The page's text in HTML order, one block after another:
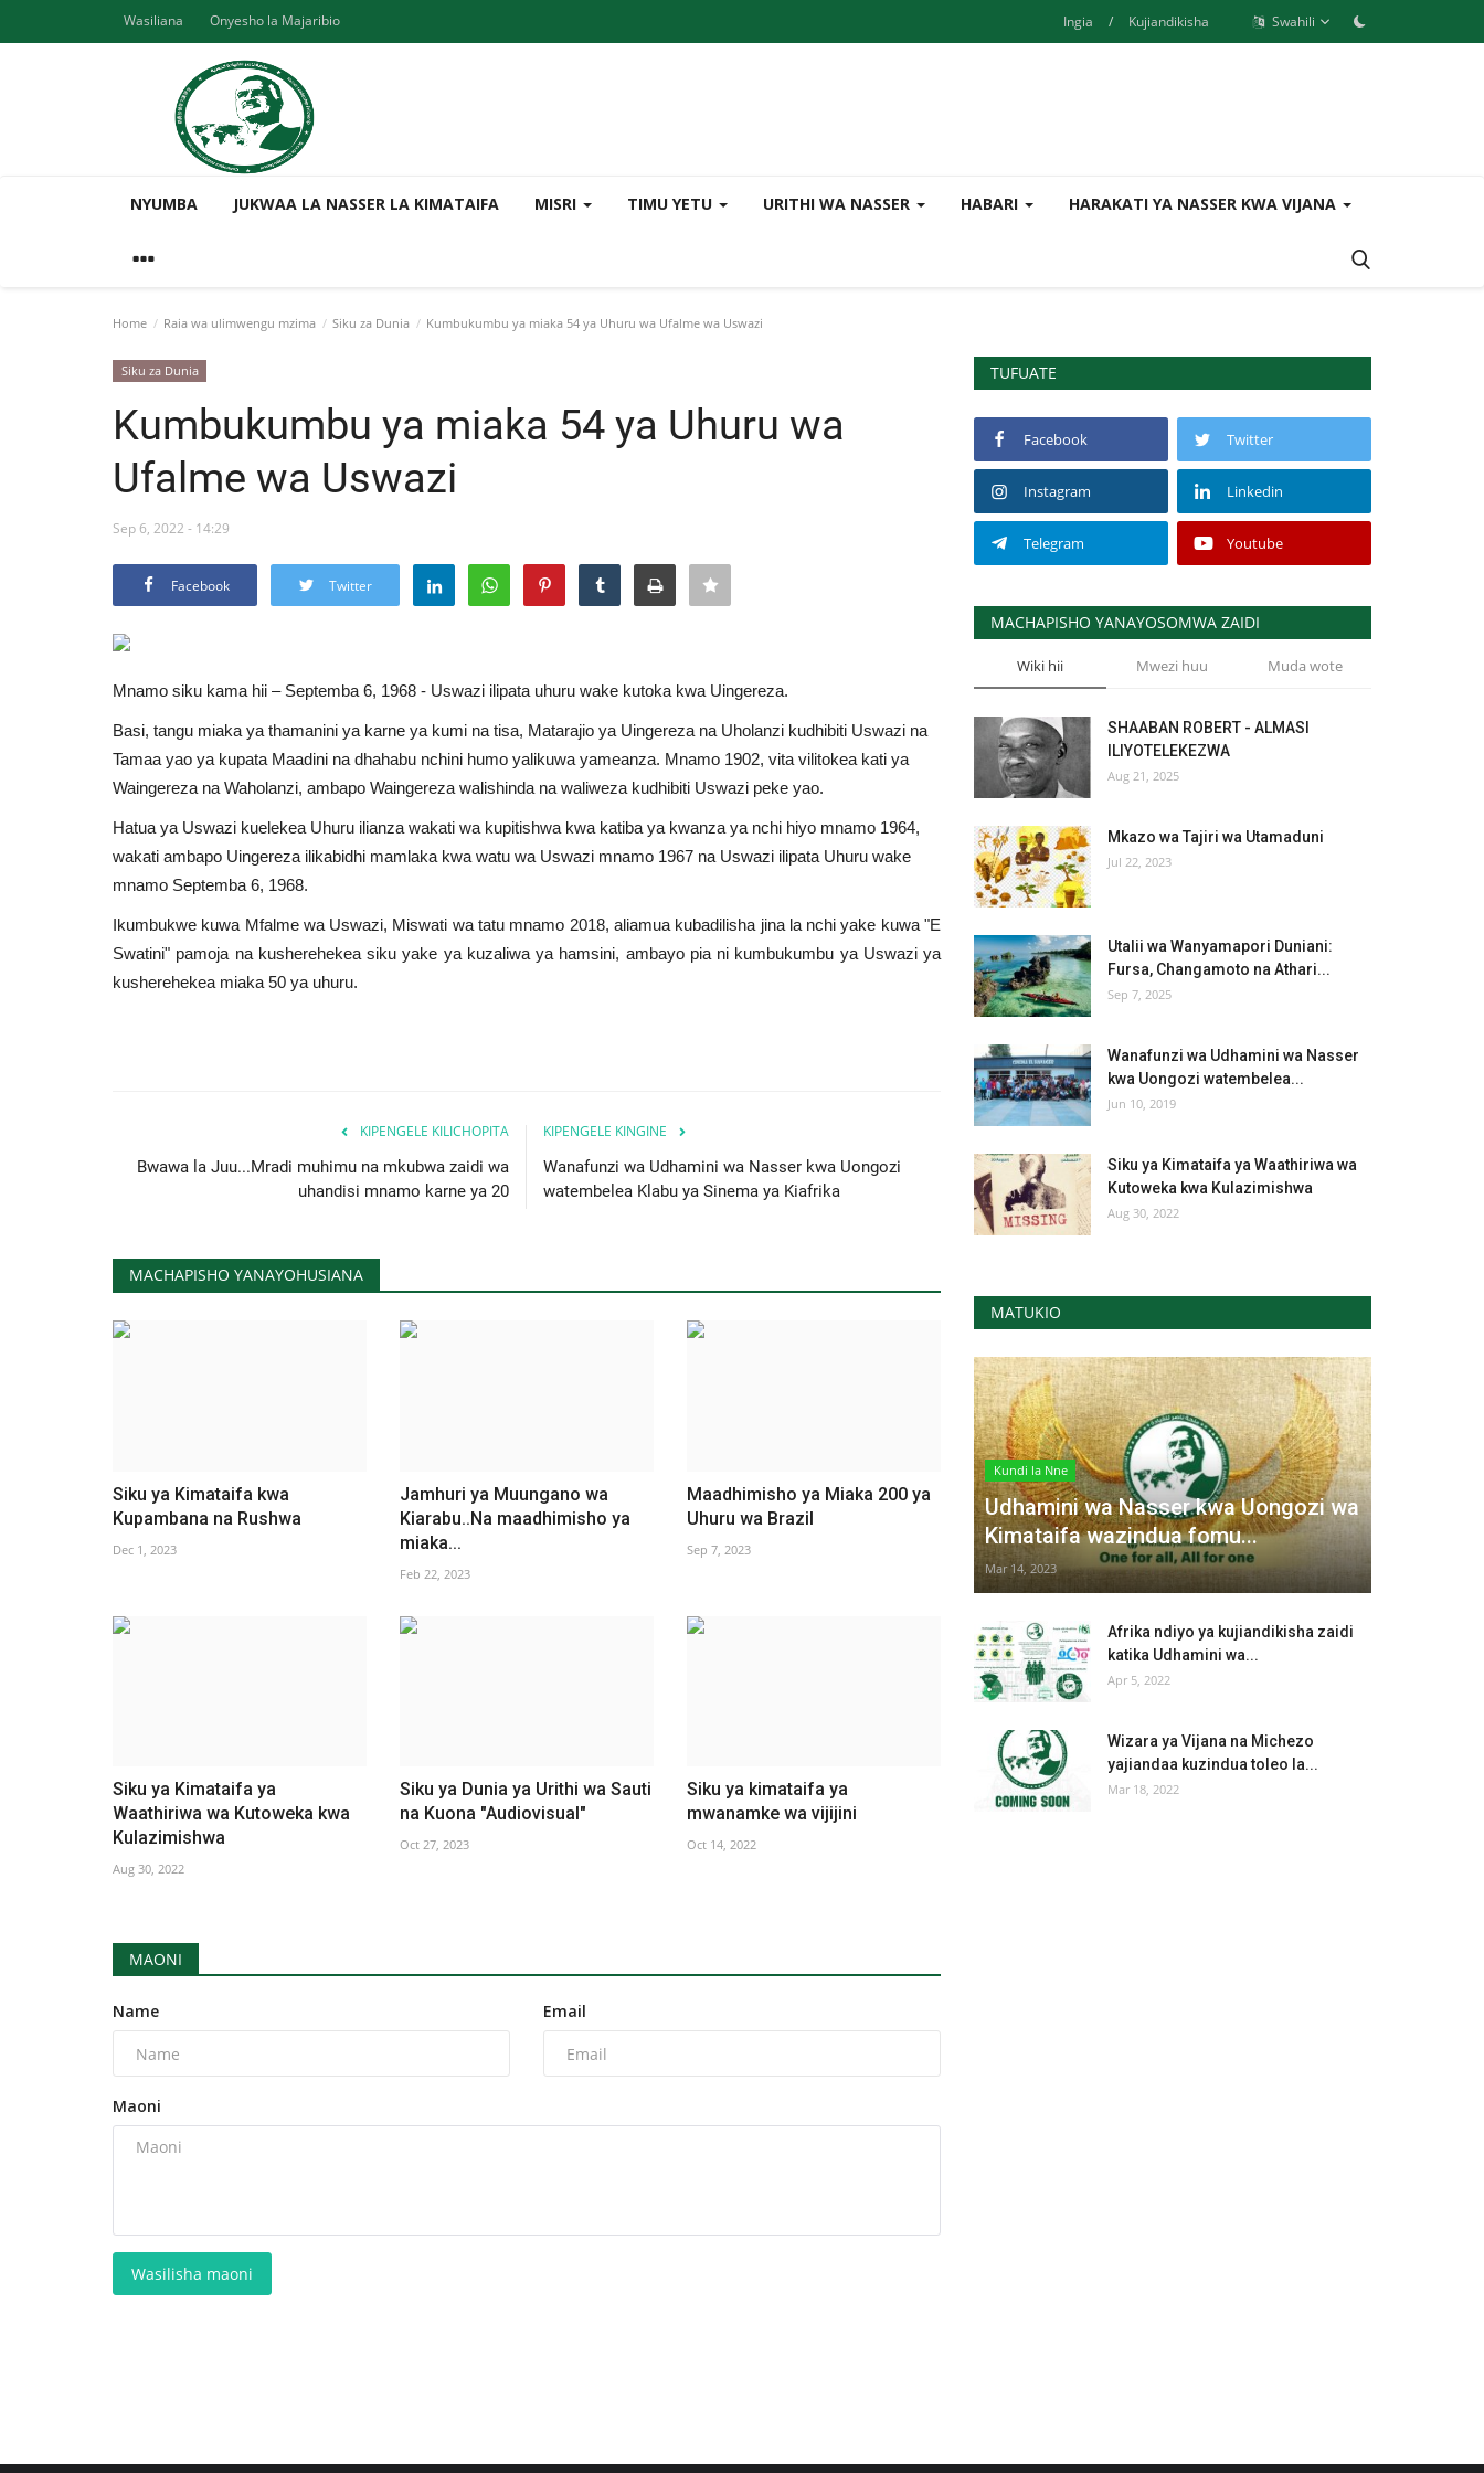
Wasiliana Onyesho la Majaribio Ingia / Kujiandikisha Swahili
NYUMBA JUKWAA LA NASSER LA KIMATAIFA MISRI TIMU YETU URITHI WA NASSER HABARI HARAKATI YA NASSER KWA VIJANA
Home Raia wa ulimwengu mzima Siku za Dunia Kumbukumbu ya miaka 54 ya Uhuru wa Ufalme wa Uswazi
Siku za Dunia
Kumbukumbu ya miaka 54 ya Uhuru wa
Ufalme wa Uswazi
Sep 6, 2022 - 14:29
Facebook Twitter
Mnamo siku kama hii – Septemba 6, 1968 - Uswazi ilipata uhuru wake kutoka kwa Uingereza.
Basi, tangu miaka ya thamanini ya karne ya kumi na tisa, Matarajio ya Uingereza na Uholanzi kudhibiti Uswazi na
Tamaa yao ya kupata Maadini na dhahabu nchini humo yalikuwa yameanza. Mnamo 1902, vita vilitokea kati ya
Waingereza na Waholanzi, ambapo Waingereza walishinda na waliweza kudhibiti Uswazi peke yao.
Hatua ya Uswazi kuelekea Uhuru ilianza wakati wa kupitishwa kwa katiba ya kwanza ya nchi hiyo mnamo 1964,
wakati ambapo Uingereza ilikabidhi mamlaka kwa watu wa Uswazi mnamo 1967 na Uswazi ilipata Uhuru wake
mnamo Septemba 6, 1968.
Ikumbukwe kuwa Mfalme wa Uswazi, Miswati wa tatu mnamo 2018, aliamua kubadilisha jina la nchi yake kuwa "E
Swatini" pamoja na kusherehekea siku yake ya kuzaliwa ya hamsini, ambayo pia ni kumbukumbu ya Uswazi ya
kusherehekea miaka 50 ya uhuru.
KIPENGELE KILICHOPITA
Bwawa la Juu...Mradi muhimu na mkubwa zaidi wa
uhandisi mnamo karne ya 20
KIPENGELE KINGINE
Wanafunzi wa Udhamini wa Nasser kwa Uongozi
watembelea Klabu ya Sinema ya Kiafrika
MACHAPISHO YANAYOHUSIANA
Siku ya Kimataifa kwa
Kupambana na Rushwa
Dec 1, 2023
Jamhuri ya Muungano wa
Kiarabu..Na maadhimisho ya
miaka...
Feb 22, 2023
Maadhimisho ya Miaka 200 ya
Uhuru wa Brazil
Sep 7, 2023
Siku ya Kimataifa ya
Waathiriwa wa Kutoweka kwa
Kulazimishwa
Aug 30, 2022
Siku ya Dunia ya Urithi wa Sauti
na Kuona "Audiovisual"
Oct 27, 2023
Siku ya kimataifa ya
mwanamke wa vijijini
Oct 14, 2022
MAONI
Name Email
Maoni
Wasilisha maoni
TUFUATE
Facebook Twitter
Instagram Linkedin
Telegram Youtube
MACHAPISHO YANAYOSOMWA ZAIDI
Wiki hii Mwezi huu Muda wote
SHAABAN ROBERT - ALMASI
ILIYOTELEKEZWA
Aug 21, 2025
Mkazo wa Tajiri wa Utamaduni
Jul 22, 2023
Utalii wa Wanyamapori Duniani:
Fursa, Changamoto na Athari...
Sep 7, 2025
Wanafunzi wa Udhamini wa Nasser
kwa Uongozi watembelea...
Jun 10, 2019
Siku ya Kimataifa ya Waathiriwa wa
Kutoweka kwa Kulazimishwa
Aug 30, 2022
MATUKIO
Kundi la Nne
Udhamini wa Nasser kwa Uongozi wa
Kimataifa wazindua fomu...
Mar 14, 2023
Afrika ndiyo ya kujiandikisha zaidi
katika Udhamini wa...
Apr 5, 2022
Wizara ya Vijana na Michezo
yajiandaa kuzindua toleo la...
Mar 18, 2022